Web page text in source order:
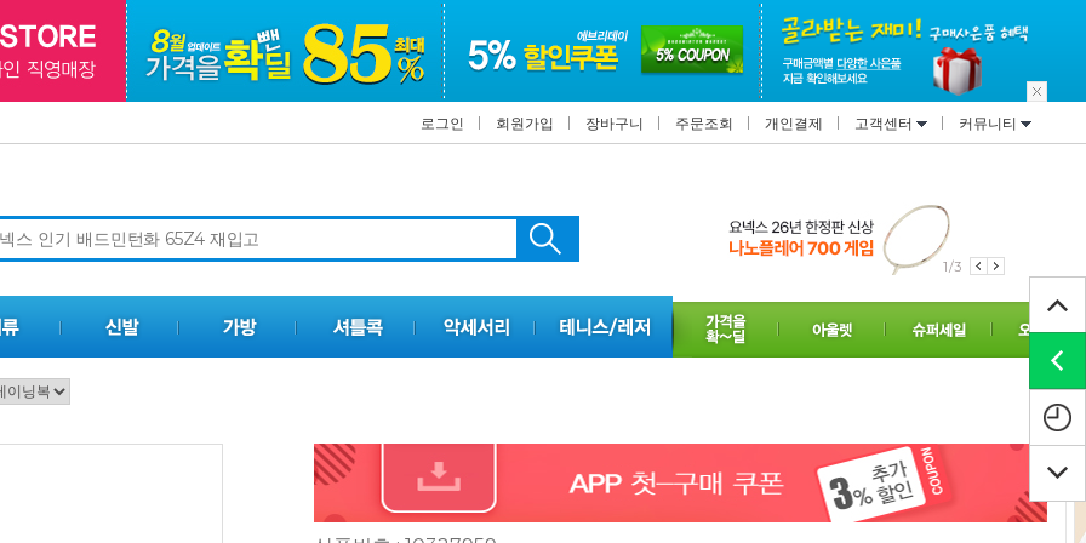
로그인 회원가입 장바구니 주문조회 개인결제 고객센터 커뮤니티
1/3